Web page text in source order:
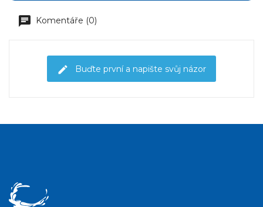
Komentáře (0)
Buďte první a napište svůj názor